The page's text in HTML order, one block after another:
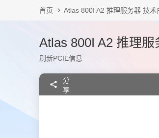
首页 Atlas 800I A2 推理服务器 技术
Atlas 800I A2 推理
刷新PCIE信息
分
享